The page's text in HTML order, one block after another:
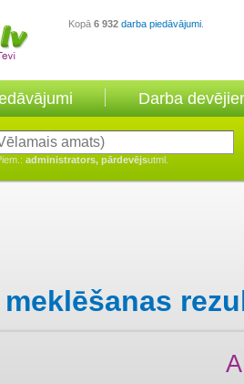
Kopā 6 932 darba piedāvājumi
Darba
administrators, pārdevējsutml.